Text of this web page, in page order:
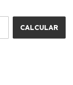
CALCULAR